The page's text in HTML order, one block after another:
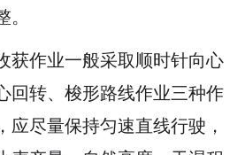
获作业一般采取顺时针向心
回转、梭形路线作业三种作
应尽量保持匀速直线行驶，